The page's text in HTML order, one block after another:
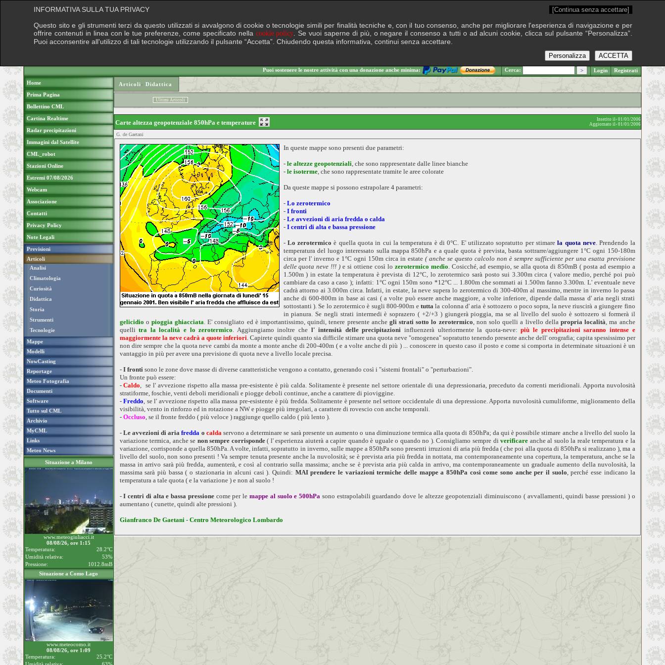
.: Sabato 8 agosto 2026
Puoi sostenere le nostre attività con una donazione anche minima: Cerca: Login Registrati
Home
Prima Pagina
Bollettino CML
Cartina Realtime
Radar precipitazioni
Immagini dal Satellite
CML_robot
Stazioni Online
Estremi 07/08/2026
Webcam
Associazione
Contatti
Privacy Policy
Note Legali
Previsioni
Articoli
Analisi
Climatologia
Curiosità
Didattica
Storia
Strumenti
Tecnologie
Mappe
Modelli
NowCasting
Reportage
Meteo Fotografia
Documenti
Software
Tutto sul CML
Archivio
MyCML
Links
Meteo News
Situazione a Milano
www.meteogiuliacci.it
08/08/26, ore 1:15
Temperatura:
28.2°C
Umidità relativa:
53%
Pressione:
1012.8mB
Situazione a Como Lago
www.meteocomo.it
08/08/26, ore 1:09
Temperatura:
25.2°C
Articoli› Didattica
Ultimi Articoli
Carte altezza geopotenziale 850hPa e temperature
Inserito il› 01/01/2006
Aggiornato il› 01/01/2006
G. de Gaetani
In queste mappe sono presenti due parametri:
- le altezze geopotenziali, che sono rappresentate dalle linee bianche
- le isoterme, che sono rappresentate tramite le aree colorate
Da queste mappe si possono estrapolare 4 parametri:
- Lo zerotermico
- I fronti
- Le avvezioni di aria fredda o calda
- I centri di alta e bassa pressione
- Lo zerotermico è quella quota in cui la temperatura è di 0°C. E' utilizzato sopratutto per stimarela quota neve. Prendendo la
temperatura del luogo interessato sulla mappa 850hPa e a quale quota è prevista, basta sottrarre/aggiungere 1°C ogni 150-180m
circa per l' inverno e 1°C ogni 150m circa in estate ( anche se questo calcolo non è sempre sufficiente per una esatta previsione
delle quota neve !!! ) e si ottiene così lo zerotermico medio. Cosicché, ad esempio, se alla quota di 850mB ( posta ad esempio a
1.500m ) in estate la temperatura è prevista di 12°C, lo zerotermico sarà posto sui 3.300m circa ( valore medio, perché poi può
cambiare da caso a caso ); infatti: 1°C ogni 150m sono *12°C ... 1.800m che sommati ai 1.500m fanno 3.300m. L' eventuale neve
cadrà attorno ai 3.000m circa. Infatti, in estate, la neve supera lo zerotermico di 300-400m al massimo, mentre in inverno lo passa
anche di 600-800m in base ai casi ( a volte può essere anche maggiore, a volte inferiore, dipende dalla massa d' aria negli strati
sottostanti ). Se lo zerotermico è sugli 800-900m e tuttala colonna d' aria è sottozero o poco sopra, la neve riuscirà a giungere fino
in pianura. Se negli strati intermedi è soprazero ( +2/+3 ) giungerà pioggia, ma se al livello del suolo è sottozero si formerà il
gelicidio o pioggia ghiacciata. E' consigliato ed è importantissimo, quindi, tenere presente anche gli strati sotto lo zerotermico, non solo quelli a livello della propria località, ma anche
quellitra la località e lo zerotermico. Aggiungiamo inoltre che l' intensità delle precipitazioni influenzerà ulteriormente la quota-neve:più le precipitazioni saranno intense e
maggiormente la neve cadrà a quote inferiori. Capirete quindi quanto sia difficile stimare una quota neve "omogenea" sopratutto tenendo presente anche dell' orografia; capita spessissimo per
non dire sempre che la quota neve cambi da monte a monte anche di 200-400m ( e a volte anche di più ) ... conoscere in questo caso il posto e come si comporta in determinate situazioni è un
vantaggio in più per avere una previsione di quota neve a livello locale precisa.
- I frontisono le zone dove masse di diverse caratteristiche vengono a contatto, generando così i "sistemi frontali" o "perturbazioni".
Un fronte può essere:
-Caldo, se l' avvezione rispetto alla massa pre-esistente è più calda. Solitamente è presente nel settore orientale di una depressionaria, preceduto da correnti meridionali. Apporta nuvolosità
stratiforme, foschie, venti deboli meridionali e piogge deboli continue, anche a carattere di pioviggine.
-Freddo, se l' avvezione rispetto alla massa pre-esistente è più fredda. Solitamente è presente nel settore occidentale di una depressione. Apporta nuvolosità cumuliforme, miglioramento della
visibilità, vento in rinforzo ed in rotazione a NW e piogge più irregolari, a carattere di rovescio con anche temporali.
- Occluso, se il fronte freddo ( più veloce ) raggiunge quello caldo ( più lento ).
- Le avvezioni di aria fredda o calda servono a determinare se sarà presente un aumento o una diminuzione termica alla quota di 850hPa; da qui è possibile stimare anche a livello del suolo la
variazione termica, anche se non sempre corrisponde( l' esperienza aiuterà a capire quando è uguale o quando no ). Consigliamo sempre diverificare anche al suolo la reale temperatura e la
variazione, corrisponde a quella 850hPa. A volte, infatti, sopratutto in inverno, sulle mappe a 850hPa sono presenti irruzioni di aria più fredda ( che poi alla quota di 850hPa si realizzano ), ma a
livello del suolo, non sono presenti ! Va sempre tenuta presente anche la nuvolosità; se è prevista aria più fredda in nottata, ma contemporaneamente una copertura, la temperatura, anche se la
massa in arrivo sarà più fredda, aumenterà, e così al contrario sulla massima; anche se è prevista aria più calda in arrivo, ma contemporaneamente un graduale aumento della nuvolosità, la
massima sarà più bassa ( o stazionaria in alcuni casi ). Quindi: MAI prendere le variazioni termiche delle mappe a 850hPa così come sono anche per il suolo, perché esse indicano la
temperatura a tale quota ( e la variazione ) e non al suolo !
-I centri di alta e bassa pressionecome per le mappe al suolo e 500hPa sono estrapolabili guardando dove le altezze geopotenziali diminuiscono ( avvallamenti, quindi basse pressioni ) o
aumentano ( cunette, quindi alte pressioni ).
Gianfranco De Gaetani - Centro Meteorologico Lombardo
INFORMATIVA SULLA TUA PRIVACY [Continua senza accettare]
Questo sito e gli strumenti terzi da questo utilizzati si avvalgono di cookie o tecnologie simili per finalità tecniche e, con il tuo consenso, anche per migliorare l'esperienza di navigazione e per
offrire contenuti in linea con le tue preferenze, come specificato nella cookie policy . Se vuoi saperne di più, o negare il consenso a tutti o ad alcuni cookie, clicca sul pulsante “Personalizza”.
Puoi acconsentire all'utilizzo di tali tecnologie utilizzando il pulsante “Accetta”. Chiudendo questa informativa, continui senza accettare.
ACCETTA
Personalizza